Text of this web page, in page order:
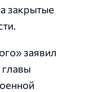
закрытые
заявил